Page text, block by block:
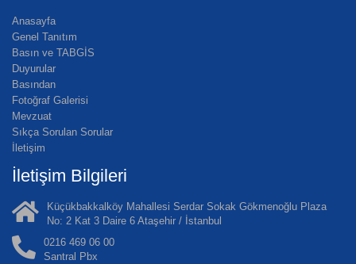
Anasayfa
Genel Tanıtım
Basın ve TABGİS
Duyurular
Basından
Fotoğraf Galerisi
Mevzuat
Sıkça Sorulan Sorular
İletişim
İletişim Bilgileri
Küçükbakkalköy Mahallesi Serdar Sokak Gökmenoğlu Plaza
No: 2 Kat 3 Daire 6 Ataşehir / İstanbul
0216 469 06 00
Santral Pbx